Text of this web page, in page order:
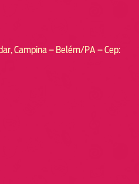
Campina – Belém/PA – Cep: